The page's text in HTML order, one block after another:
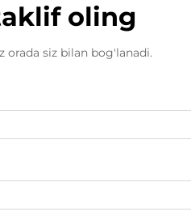
oling
orada siz bilan bog'lanadi.